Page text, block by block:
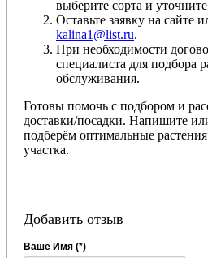
выберите сорта и
Оставьте заявку на сайте
kalina1@list.ru.
При необходимости
специалиста для подбора
обслуживания.
Готовы помочь с подбором и
доставки/посадки. Напишите
подберём оптимальные
участка.
Добавить отзыв
Ваше Имя (*)